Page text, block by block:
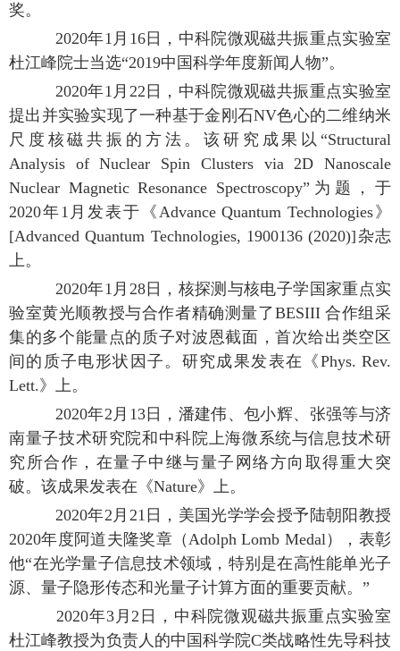
奖。
2020年1月16日，中科院微观磁共振重点实验室
杜江峰院士当选“2019中国科学年度新闻人物”。
2020年1月22日，中科院微观磁共振重点实验室
提出并实验实现了一种基于金刚石NV色心的二维纳米
尺度核磁共振的方法。该研究成果以“Structural
Analysis of Nuclear Spin Clusters via 2D Nanoscale
Nuclear Magnetic Resonance Spectroscopy”为题，于
2020年1月发表于《Advance Quantum Technologies》
[Advanced Quantum Technologies, 1900136 (2020)]杂志
上。
2020年1月28日，核探测与核电子学国家重点实
验室黄光顺教授与合作者精确测量了BESIII 合作组采
集的多个能量点的质子对波恩截面，首次给出类空区
间的质子电形状因子。研究成果发表在《Phys. Rev.
Lett.》上。
2020年2月13日，潘建伟、包小辉、张强等与济
南量子技术研究院和中科院上海微系统与信息技术研
究所合作，在量子中继与量子网络方向取得重大突
破。该成果发表在《Nature》上。
2020年2月21日，美国光学学会授予陆朝阳教授
2020年度阿道夫隆奖章（Adolph Lomb Medal），表彰
他“在光学量子信息技术领域，特别是在高性能单光子
源、量子隐形传态和光量子计算方面的重要贡献。”
2020年3月2日，中科院微观磁共振重点实验室
杜江峰教授为负责人的中国科学院C类战略性先导科技